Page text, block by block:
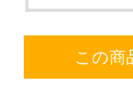
この商